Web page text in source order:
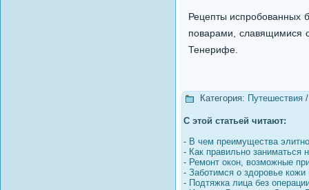
Рецепты испробованных
поварами, славящимися
Тенерифе.
Категория: Путешествия
С этой статьей читают:
- В чем преимущества
- Как правильно заниматься
- Ремонт окон, возможные
- Заботимся о здоровье
- Подтяжка лица без